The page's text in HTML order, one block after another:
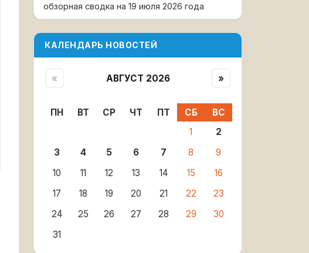
обзорная сводка на 19 июля 2026 года
КАЛЕНДАРЬ НОВОСТЕЙ
« АВГУСТ 2026 »
ПН ВТ СР ЧТ ПТ СБ
ВС
1
2
3
4 5 6 7 8
9
10
11 12 13 14 15
16
17
18 19 20 21 22
23
24
25 26 27 28 29
30
31